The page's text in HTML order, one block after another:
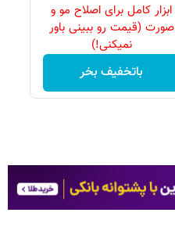
ابزار کامل برای اصلاح مو و
صورت (قیمت رو ببینی باور
نمیکنی!)
باتخفیف بخر